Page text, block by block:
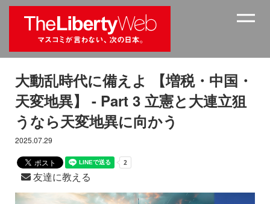
大動乱時代に備えよ 【増税・中国・
天変地異】 - Part 3 立憲と大連立狙
うなら天変地異に向かう
2025.07.29
友達に教える